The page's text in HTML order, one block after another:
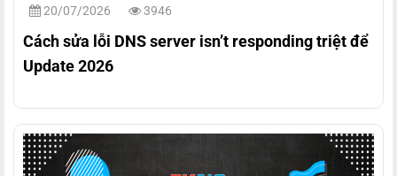
20/07/2026 3946
Cách sửa lỗi DNS server isn’t responding triệt để
Update 2026